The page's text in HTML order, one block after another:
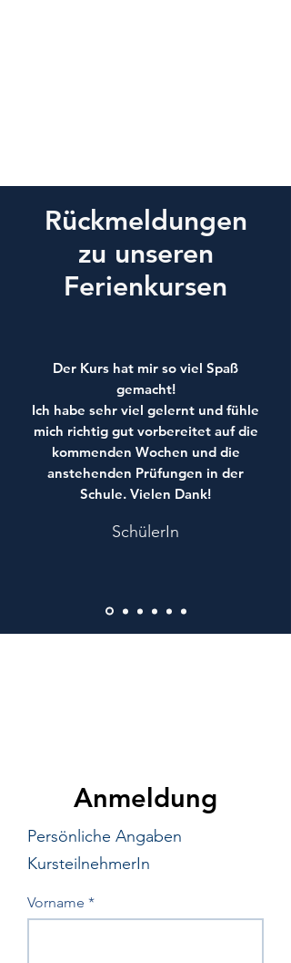
Rückmeldungen
zu unseren
Ferienkursen
Der Kurs hat mir so viel Spaß
gemacht!
Ich habe sehr viel gelernt und fühle
mich richtig gut vorbereitet auf die
kommenden Wochen und die
anstehenden Prüfungen in der
Schule. Vielen Dank!
SchülerIn
Anmeldung
Persönliche Angaben
KursteilnehmerIn
Vorname